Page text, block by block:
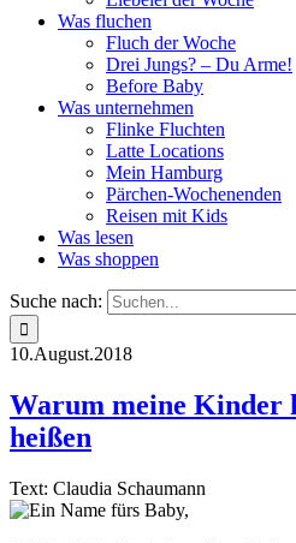
Was fluchen
Fluch der Woche
Drei Jungs? – Du Arme!
Before Baby
Was unternehmen
Flinke Fluchten
Latte Locations
Mein Hamburg
Pärchen-Wochenenden
Reisen mit Kids
Was lesen
Was shoppen
Suche nach:
10.August.2018
Warum meine Kinder
heißen
Text: Claudia Schaumann